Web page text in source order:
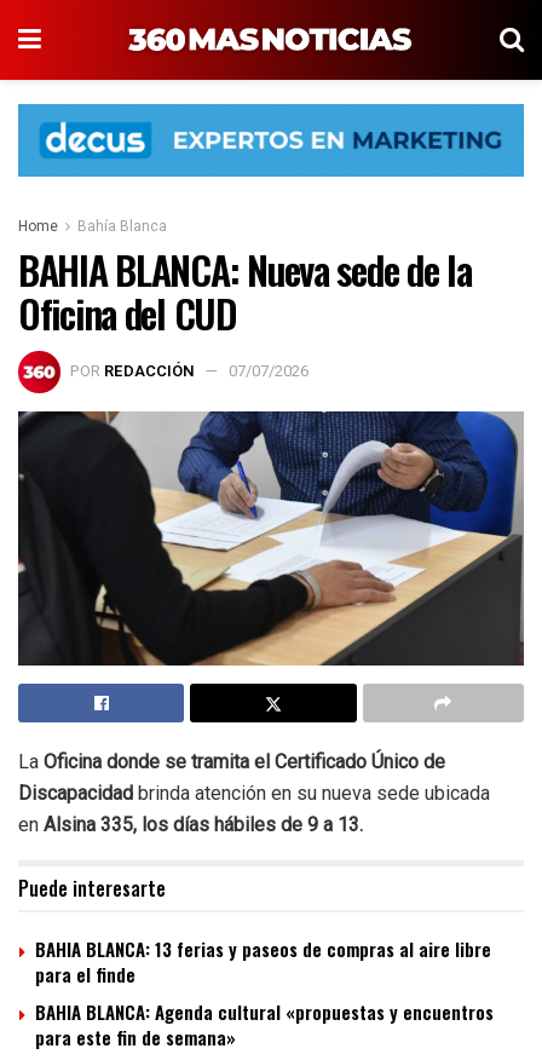
Home Bahía Blanca
BAHIA BLANCA: Nueva sede de la
Oficina del CUD
POR REDACCIÓN 07/07/2026
La Oficina donde se tramita el Certificado Único de
Discapacidad brinda atención en su nueva sede ubicada
en Alsina 335, los días hábiles de 9 a 13.
Puede interesarte
BAHIA BLANCA: 13 ferias y paseos de compras al aire libre
para el finde
BAHIA BLANCA: Agenda cultural «propuestas y encuentros
para este fin de semana»